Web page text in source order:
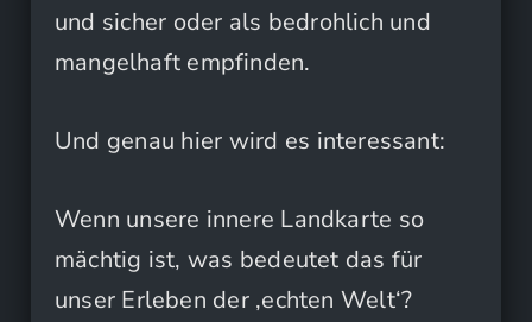
und sicher oder als bedrohlich und
mangelhaft empfinden.
Und genau hier wird es interessant:
Wenn unsere innere Landkarte so
mächtig ist, was bedeutet das für
unser Erleben der ‚echten Welt‘?